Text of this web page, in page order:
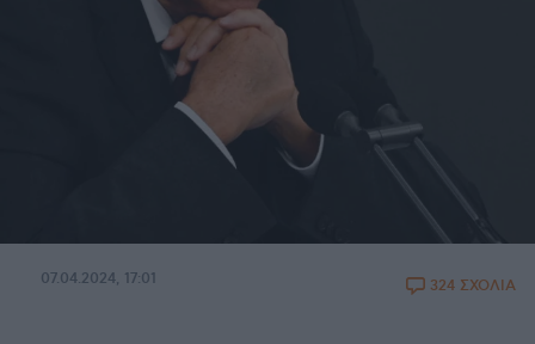
07.04.2024, 17:01 324 ΣΧΟΛΙΑ